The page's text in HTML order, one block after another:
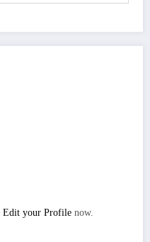
Edit your Profile now.